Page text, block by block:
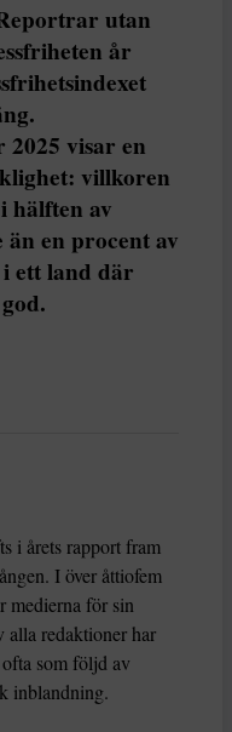
utan
år
visar en
villkoren
hälften av
en procent av
ett land där
i årets rapport fram
I över åttiofem
medierna för sin
alla redaktioner har
som följd av
inblandning.